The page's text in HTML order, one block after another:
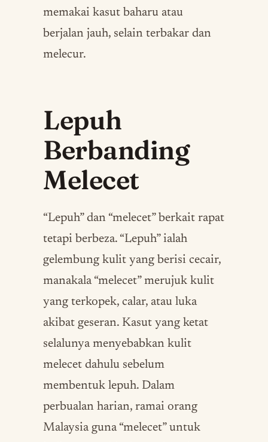
memakai kasut baharu atau
berjalan jauh, selain terbakar dan
melecur.
Lepuh
Berbanding
Melecet
“Lepuh” dan “melecet” berkait rapat
tetapi berbeza. “Lepuh” ialah
gelembung kulit yang berisi cecair,
manakala “melecet” merujuk kulit
yang terkopek, calar, atau luka
akibat geseran. Kasut yang ketat
selalunya menyebabkan kulit
melecet dahulu sebelum
membentuk lepuh. Dalam
perbualan harian, ramai orang
Malaysia guna “melecet” untuk